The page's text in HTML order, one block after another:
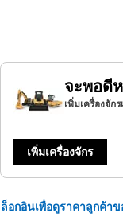
จะพอดี
เพิ่มเครื่องจั
เพิ่มเครื่องจักร
ล็อกอินเพื่อดูราคาลูกค้า